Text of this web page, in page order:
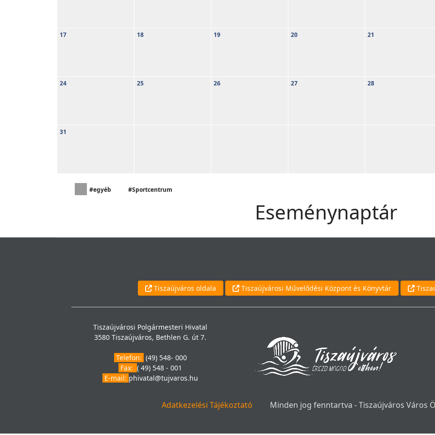
17 18 19 20 21
24 25 26 27 28
31
#egyéb #Sportcentrum
Eseménynaptár
Tiszaújváros oldala Tiszaújvárosi Művelődési Központ és Könyvtár
Tiszaújvárosi Polgármesteri Hivatal
3580 Tiszaújváros, Bethlen G. út 7.
Telefon: (49) 548- 000
Fax:( 49) 548 - 001
E-mail: phivatal@tujvaros.hu
Adatkezelési Tájékoztató Minden jog fenntartva - Tiszaújváros Város